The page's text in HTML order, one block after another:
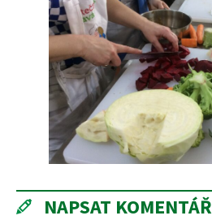
NAPSAT KOMENTÁŘ